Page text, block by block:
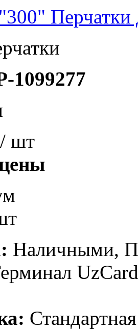
Перчатки
1099277
шт
Наличными,